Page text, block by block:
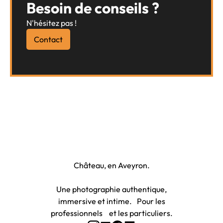
Besoin de conseils ?
N'hésitez pas !
Contact
Château, en Aveyron.
Une photographie authentique,
immersive et intime. Pour les
professionnels et les particuliers.